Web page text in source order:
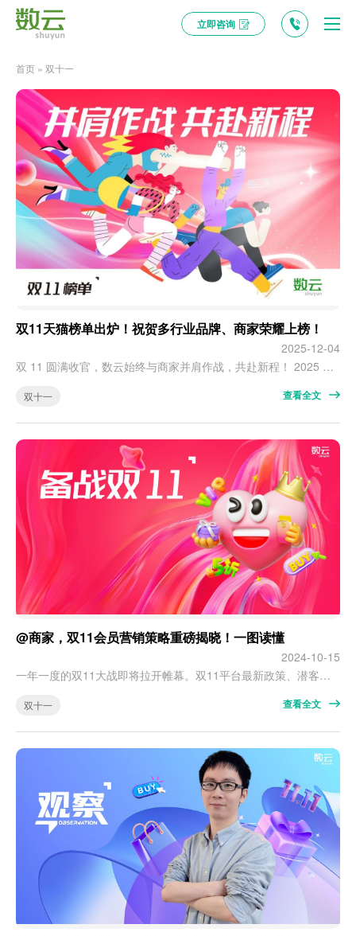
立即咨询
首页 » 双十一
双11天猫榜单出炉！祝贺多行业品牌、商家荣耀上榜！
2025-12-04
双 11 圆满收官，数云始终与商家并肩作战，共赴新程！ 2025 年天猫双 11 正式落下帷幕。这场双 11，以 “ AI + 即时消费 ” 为双重引擎，开辟全新增量场域、带来多元消费体验，为消费市场注入澎湃活力与繁荣新可能。 历经十余载沉淀，双 11 早已成为行业新趋势的风向标，更是品牌抢占关键增量的核心战场。从 2011 到 2025 年，数云深耕行业十余载，始终与商家 “战在一起”，以全方位…
双十一 查看全文
@商家，双11会员营销策略重磅揭晓！一图读懂
2024-10-15
一年一度的双11大战即将拉开帷幕。双11平台最新政策、潜客流转以及会员转化是商家们备战双11高频关注的话题。 ·新机会、新节奏、新流量，到底在哪里？ ·如何优化策略实现潜在客户的高效转化？ ·如何布局关键词场景挖掘流量蓝海？ ·如何高效营销运营实现种收一体？ 早布局的商家，早得先机。在转瞬即逝的机会前，主动出击，就是最好的防守。 为助力商家高效迎战双11，激活会员潜力、撬动增量红利，数云正式拉开双…
双十一 查看全文